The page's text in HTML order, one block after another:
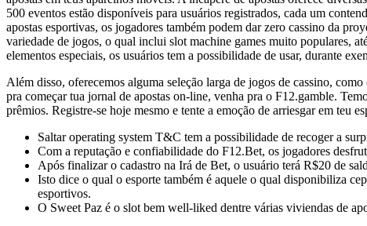
500 eventos estão disponíveis para usuários registrados, cada um
apostas esportivas, os jogadores também podem dar zero cassino da
variedade de jogos, o qual inclui slot machine games muito populares,
elementos especiais, os usuários tem a possibilidade de usar, durante
Além disso, oferecemos alguma seleção larga de jogos de cassino,
pra começar tua jornal de apostas on-line, venha pra o F12.gamble.
prêmios. Registre-se hoje mesmo e tente a emoção de arriesgar em teu
Saltar operating system T&C tem a possibilidade de recoger a
Com a reputação e confiabilidade do F12.Bet, os jogadores
Após finalizar o cadastro na Irá de Bet, o usuário terá R$20 de
Isto dice o qual o esporte também é aquele o qual disponibiliza
esportivos.
O Sweet Paz é o slot bem well-liked dentre várias viviendas de